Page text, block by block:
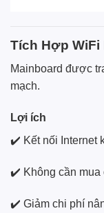
Tích Hợp WiFi
Mainboard được
mạch.
Lợi ích
✔️ Kết nối Internet
✔️ Không cần mua
✔️ Giảm chi phí